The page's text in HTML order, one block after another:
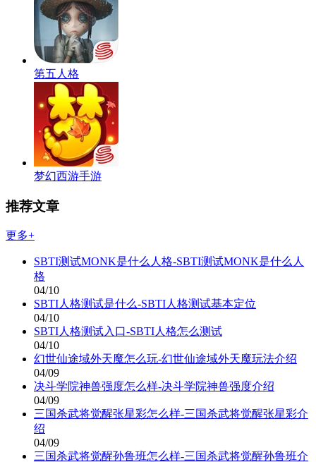
第五人格
梦幻西游手游
推荐文章
更多+
SBTI测试MONK是什么人格-SBTI测试MONK是什么人
格
04/10
SBTI人格测试是什么-SBTI人格测试基本定位
04/10
SBTI人格测试入口-SBTI人格怎么测试
04/10
幻世仙途域外天魔怎么玩-幻世仙途域外天魔玩法介绍
04/09
决斗学院神兽强度怎么样-决斗学院神兽强度介绍
04/09
三国杀武将觉醒张星彩怎么样-三国杀武将觉醒张星彩介
绍
04/09
三国杀武将觉醒孙鲁班怎么样-三国杀武将觉醒孙鲁班介